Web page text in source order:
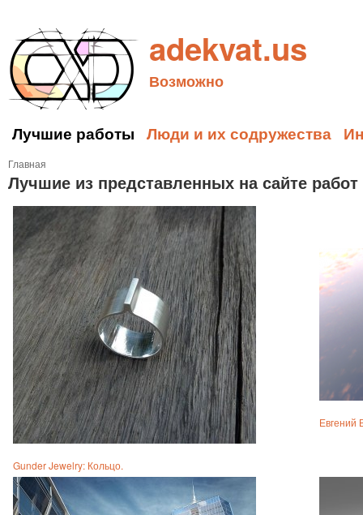
adekvat.us
Возможно
Лучшие работы Люди и их содружества
Главная
Лучшие из представленных на сайте
Gunder Jewelry: Кольцо.
Евгений